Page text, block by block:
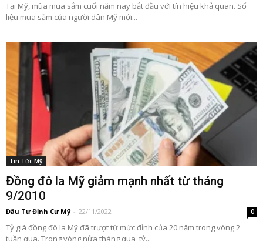
Tại Mỹ, mùa mua sắm cuối năm nay bắt đầu với tín hiệu khả quan. Số
liệu mua sắm của người dân Mỹ mới...
Tin Tức Mỹ
Đồng đô la Mỹ giảm mạnh nhất từ tháng
9/2010
Đầu Tư Định Cư Mỹ - 22/11/2022 0
Tỷ giá đồng đô la Mỹ đã trượt từ mức đỉnh của 20 năm trong vòng 2
tuần qua. Trong vòng nửa tháng qua, tỷ...